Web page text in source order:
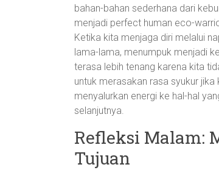
bahan-bahan sederhana dari
menjadi perfect human eco-
Ketika kita menjaga diri melalui
lama-lama, menumpuk menjadi
terasa lebih tenang karena kita
untuk merasakan rasa syukur
menyalurkan energi ke hal-hal
selanjutnya.
Refleksi Malam:
Tujuan